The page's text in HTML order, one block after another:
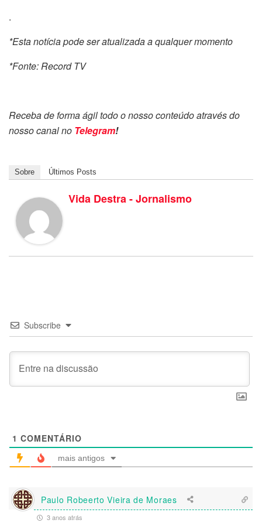
.
*Esta notícia pode ser atualizada a qualquer momento
*Fonte: Record TV
Receba de forma ágil todo o nosso conteúdo através do
nosso canal no Telegram!
Sobre Últimos Posts
Vida Destra - Jornalismo
Subscribe
1 COMENTÁRIO
mais antigos
Paulo Robeerto Vieira de Moraes
3 anos atrás